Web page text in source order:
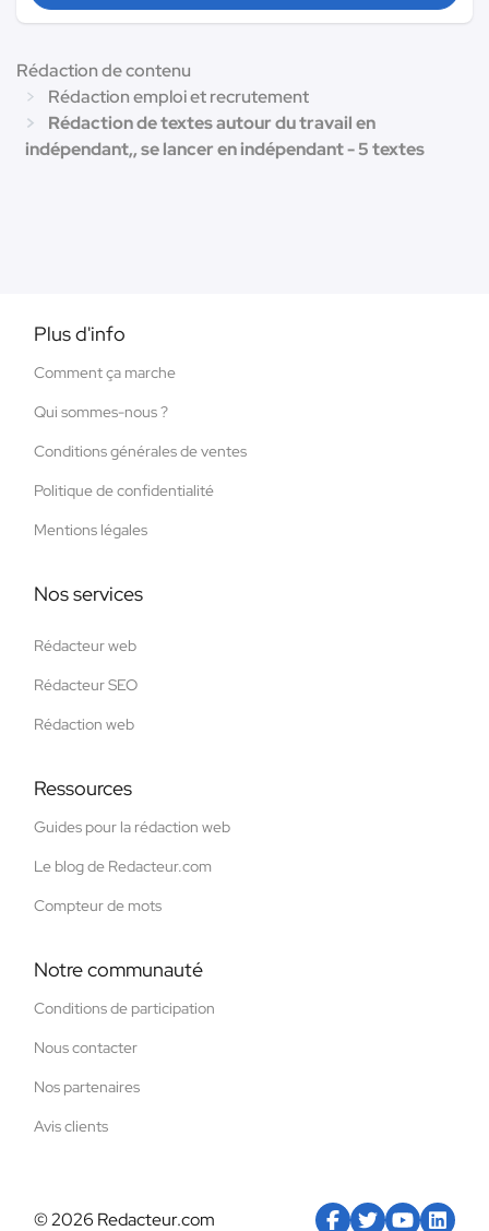
Rédaction de contenu
Rédaction emploi et recrutement
Rédaction de textes autour du travail en
indépendant,, se lancer en indépendant - 5 textes
Plus d'info
Comment ça marche
Qui sommes-nous ?
Conditions générales de ventes
Politique de confidentialité
Mentions légales
Nos services
Rédacteur web
Rédacteur SEO
Rédaction web
Ressources
Guides pour la rédaction web
Le blog de Redacteur.com
Compteur de mots
Notre communauté
Conditions de participation
Nous contacter
Nos partenaires
Avis clients
© 2026 Redacteur.com